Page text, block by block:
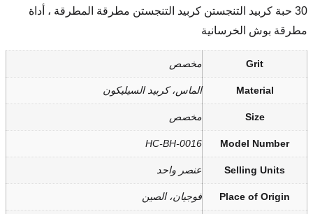
التنجستن مطرقة المطرقة ، أداة
كربيد السيليكون
HC-BH-
واحد
الصين